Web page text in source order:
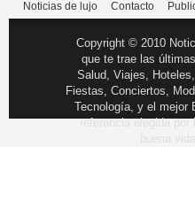
Noticias de lujo Contacto
Copyright © 2010
que te trae las
Salud, Viajes,
Fiestas, Conciertos,
Tecnología, y el mejor
referencia elegida